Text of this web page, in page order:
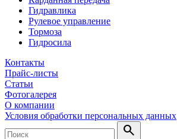
Гидравлика
Рулевое управление
Тормоза
Гидросила
Контакты
Прайс-листы
Статьи
Фотогалерея
О компании
Условия обработки персональных данных
search